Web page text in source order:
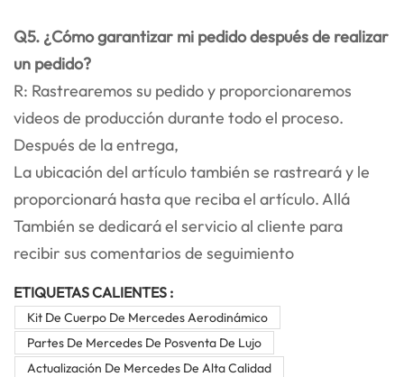
Q5. ¿Cómo garantizar mi pedido después de realizar
un pedido?
R: Rastrearemos su pedido y proporcionaremos
videos de producción durante todo el proceso.
Después de la entrega,
La ubicación del artículo también se rastreará y le
proporcionará hasta que reciba el artículo. Allá
También se dedicará el servicio al cliente para
recibir sus comentarios de seguimiento
ETIQUETAS CALIENTES :
Kit De Cuerpo De Mercedes Aerodinámico
Partes De Mercedes De Posventa De Lujo
Actualización De Mercedes De Alta Calidad